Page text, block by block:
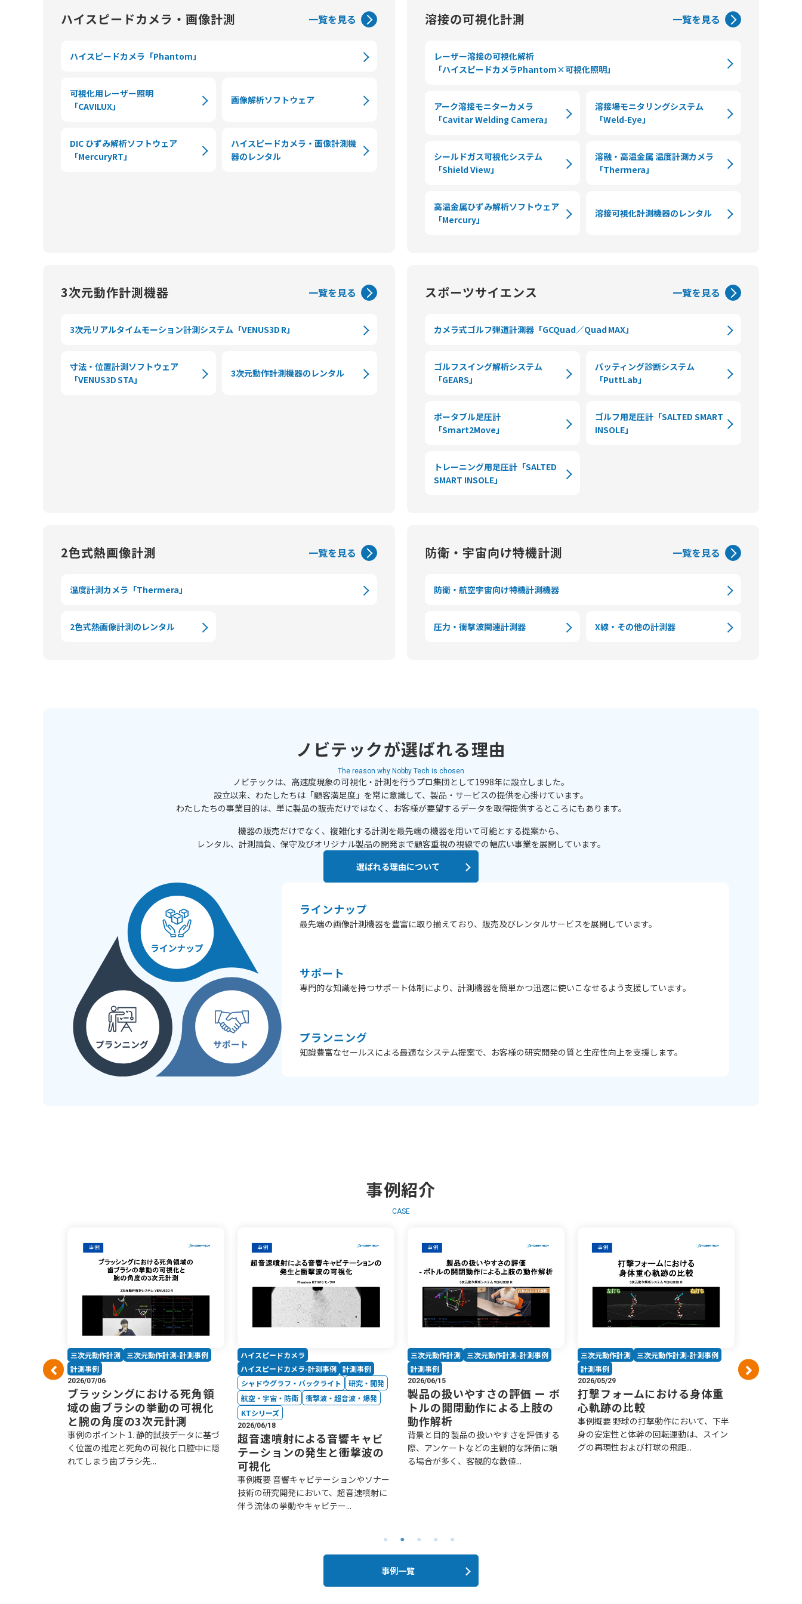
ハイスピードカメラ・画像計測 一覧を見る
ハイスピードカメラ「Phantom」
可視化用レーザー照明
「CAVILUX」
画像解析ソフトウェア
DIC ひずみ解析ソフトウェア
「MercuryRT」
ハイスピードカメラ・画像計測機
器のレンタル
溶接の可視化計測 一覧を見る
レーザー溶接の可視化解析
「ハイスピードカメラPhantom×可視化照明」
アーク溶接モニターカメラ
「Cavitar Welding Camera」
溶接場モニタリングシステム
「Weld‑Eye」
シールドガス可視化システム
「Shield View」
溶融・高温金属 温度計測カメラ
「Thermera」
高温金属ひずみ解析ソフトウェア
「Mercury」
溶接可視化計測機器のレンタル
3次元動作計測機器 一覧を見る
3次元リアルタイムモーション計測システム「VENUS3D R」
寸法・位置計測ソフトウェア
「VENUS3D STA」
3次元動作計測機器のレンタル
スポーツサイエンス 一覧を見る
カメラ式ゴルフ弾道計測器「GCQuad／Quad MAX」
ゴルフスイング解析システム
「GEARS」
パッティング診断システム
「PuttLab」
ポータブル足圧計
「Smart2Move」
ゴルフ用足圧計「SALTED SMART
INSOLE」
トレーニング用足圧計「SALTED
SMART INSOLE」
2色式熱画像計測 一覧を見る
温度計測カメラ「Thermera」
2色式熱画像計測のレンタル
防衛・宇宙向け特機計測 一覧を見る
防衛・航空宇宙向け特機計測機器
圧力・衝撃波関連計測器 X線・その他の計測器
ノビテックが選ばれる理由
The reason why Nobby Tech is chosen
ノビテックは、高速度現象の可視化・計測を行うプロ集団として1998年に設立しました。
設立以来、わたしたちは「顧客満足度」を常に意識して、製品・サービスの提供を心掛けています。
わたしたちの事業目的は、単に製品の販売だけではなく、お客様が要望するデータを取得提供するところにもあります。
機器の販売だけでなく、複雑化する計測を最先端の機器を用いて可能とする提案から、
レンタル、計測請負、保守及びオリジナル製品の開発まで顧客重視の視線での幅広い事業を展開しています。
選ばれる理由について
ラインナップ
最先端の画像計測機器を豊富に取り揃えており、販売及びレンタルサービスを展開しています。
サポート
専門的な知識を持つサポート体制により、計測機器を簡単かつ迅速に使いこなせるよう支援しています。
プランニング
知識豊富なセールスによる最適なシステム提案で、お客様の研究開発の質と生産性向上を支援します。
事例紹介
CASE
三次元動作計測
三次元動作計測-計測事例
計測事例
2026/07/06
ブラッシングにおける死角領
域の歯ブラシの挙動の可視化
と腕の角度の3次元計測
事例のポイント 1. 静的試技データに基づ
く位置の推定と死角の可視化 口腔中に隠
れてしまう歯ブラシ先...
ハイスピードカメラ
ハイスピードカメラ-計測事例 計測事例
シャドウグラフ・バックライト
研究・開発
航空・宇宙・防衛
衝撃波・超音波・爆発
KTシリーズ
2026/06/18
超音速噴射による音響キャビ
テーションの発生と衝撃波の
可視化
事例概要 音響キャビテーションやソナー
技術の研究開発において、超音速噴射に
伴う流体の挙動やキャビテー...
三次元動作計測
三次元動作計測-計測事例
計測事例
2026/06/15
製品の扱いやすさの評価 ー ボ
トルの開閉動作による上肢の
動作解析
背景と目的 製品の扱いやすさを評価する
際、アンケートなどの主観的な評価に頼
る場合が多く、客観的な数値...
三次元動作計測
三次元動作計測-計測事例
計測事例
2026/05/29
打撃フォームにおける身体重
心軌跡の比較
事例概要 野球の打撃動作において、下半
身の安定性と体幹の回転運動は、スイン
グの再現性および打球の飛距...
ハイスピード
研究・開発
事例一覧